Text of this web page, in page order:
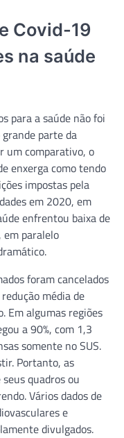
Covid-19
na saúde
para a saúde não foi
parte da
um comparativo, o
enxerga como tendo
impostas pela
em 2020, em
enfrentou baixa de
em paralelo
foram cancelados
média de
Em algumas regiões
a 90%, com 1,3
somente no SUS.
Portanto, as
quadros ou
Vários dados de
e
divulgados.